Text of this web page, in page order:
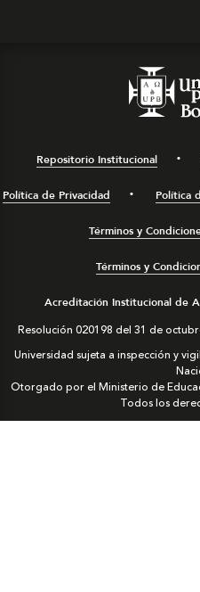
Repositorio Institucional
Política de Privacidad Política
Términos y
Términos y
Acreditación Institucional de
Resolución 020198 del 31 de
Universidad sujeta a inspección y
Otorgado por el Ministerio de
Todos los